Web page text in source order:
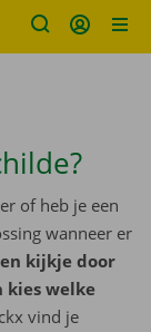
of heb je een
wanneer er
kijkje door
kies welke
vind je